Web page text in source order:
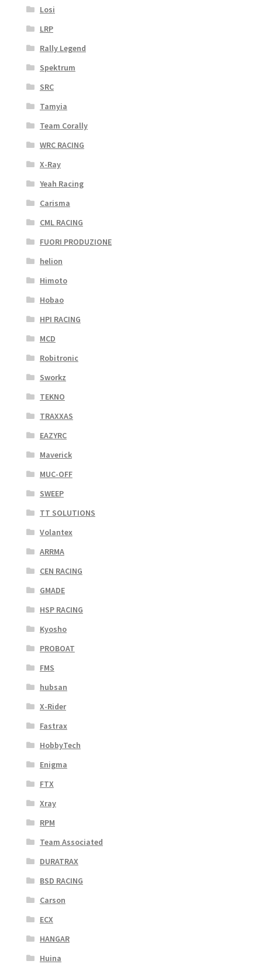
Losi
LRP
Rally Legend
Spektrum
SRC
Tamyia
Team Corally
WRC RACING
X-Ray
Yeah Racing
Carisma
CML RACING
FUORI PRODUZIONE
helion
Himoto
Hobao
HPI RACING
MCD
Robitronic
Sworkz
TEKNO
TRAXXAS
EAZYRC
Maverick
MUC-OFF
SWEEP
TT SOLUTIONS
Volantex
ARRMA
CEN RACING
GMADE
HSP RACING
Kyosho
PROBOAT
FMS
hubsan
X-Rider
Fastrax
HobbyTech
Enigma
FTX
Xray
RPM
Team Associated
DURATRAX
BSD RACING
Carson
ECX
HANGAR
Huina